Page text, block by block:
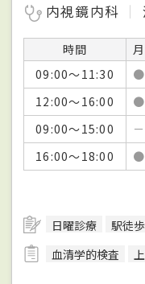
内視鏡内科
時間 月
09:00～11:30
●
12:00～16:00
●
09:00～15:00
－
16:00～18:00
●
日曜診療 駅徒
血清学的検査